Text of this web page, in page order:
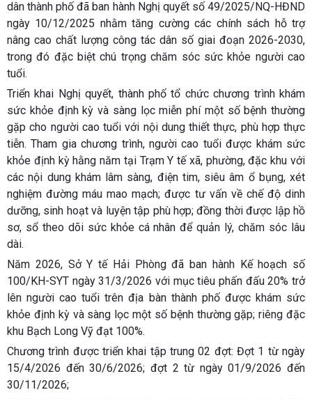
dân thành phố đã ban hành Nghị quyết số 49/2025/NQ-HĐND
ngày 10/12/2025 nhằm tăng cường các chính sách hỗ trợ
nâng cao chất lượng công tác dân số giai đoạn 2026-2030,
trong đó đặc biệt chú trọng chăm sóc sức khỏe người cao
tuổi.
Triển khai Nghị quyết, thành phố tổ chức chương trình khám
sức khỏe định kỳ và sàng lọc miễn phí một số bệnh thường
gặp cho người cao tuổi với nội dung thiết thực, phù hợp thực
tiễn. Tham gia chương trình, người cao tuổi được khám sức
khỏe định kỳ hằng năm tại Trạm Y tế xã, phường, đặc khu với
các nội dung khám lâm sàng, điện tim, siêu âm ổ bụng, xét
nghiệm đường máu mao mạch; được tư vấn về chế độ dinh
dưỡng, sinh hoạt và luyện tập phù hợp; đồng thời được lập hồ
sơ, sổ theo dõi sức khỏe cá nhân để quản lý, chăm sóc lâu
dài.
Năm 2026, Sở Y tế Hải Phòng đã ban hành Kế hoạch số
100/KH-SYT ngày 31/3/2026 với mục tiêu phấn đấu 20% trở
lên người cao tuổi trên địa bàn thành phố được khám sức
khỏe định kỳ và sàng lọc một số bệnh thường gặp; riêng đặc
khu Bạch Long Vỹ đạt 100%.
Chương trình được triển khai tập trung 02 đợt: Đợt 1 từ ngày
15/4/2026 đến 30/6/2026; đợt 2 từ ngày 01/9/2026 đến
30/11/2026;